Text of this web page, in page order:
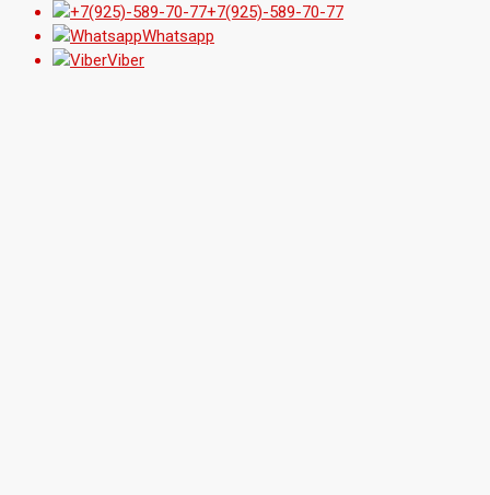
+7(925)-589-70-77
Whatsapp
Viber